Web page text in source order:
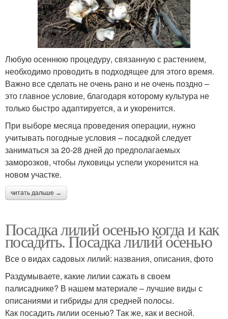
Любую осеннюю процедуру, связанную с растением,
необходимо проводить в подходящее для этого время.
Важно все сделать не очень рано и не очень поздно –
это главное условие, благодаря которому культура не
только быстро адаптируется, а и укоренится.
При выборе месяца проведения операции, нужно
учитывать погодные условия – посадкой следует
заниматься за 20-28 дней до предполагаемых
заморозков, чтобы луковицы успели укоренится на
новом участке.
читать дальше →
Посадка лилий осенью когда и как
посадить. Посадка лилий осенью
Все о видах садовых лилий: названия, описания, фото
Раздумываете, какие лилии сажать в своем
палисаднике? В нашем материале – лучшие виды с
описаниями и гибриды для средней полосы.
Как посадить лилии осенью? Так же, как и весной.